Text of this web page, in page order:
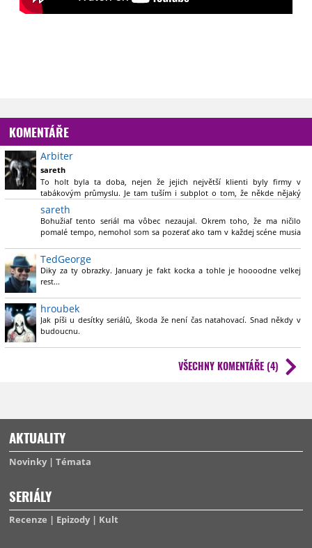
KOMENTÁŘE
Arbiter
sareth
To holt byla ta doba, nejen že jejich největší klienti byly firmy v
tabákovým průmyslu. Je tam tuším i subplot o tom, že někde nějaký
vědci/doktoři přišli s hypotézou, že kouření může způsobovat rakovinu
a jak jim to naruší business. A je to dobový drama, jaký tempo by sis
představoval. Není to akce.
sareth
Bohužiaľ tento seriál ma vôbec nezaujal. Okrem toho, že ma ničilo
pomalé tempo, nemohol som sa pozerať ako tam v každej scéne musia
dym (všetky štyri veci pritom robí štýlovo).
TedGeorge
Diky za ty obrazky. January je fakt kocka a tohle je hoooodne velkej
rest...
hroubek
Jak píši u desítky seriálů, škoda že není čas natahovací. Snad někdy v
budoucnu.
VŠECHNY KOMENTÁŘE (4)
AKTUALITY
Novinky Témata
SERIÁLY
Recenze Epizody Kult